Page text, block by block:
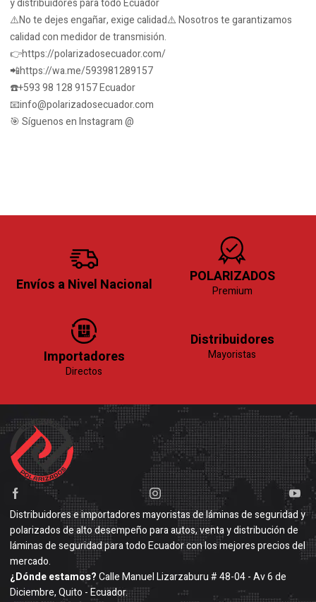
y distribuidores para todo Ecuador
⚠️No te dejes engañar, exige calidad⚠️ Nosotros te garantizamos
calidad con medidor de transmisión.
👉https://polarizadosecuador.com/
📲https://wa.me/593981289157
☎️+593 98 128 9157 Ecuador
📧info@polarizadosecuador.com
🎯 Síguenos en Instagram @
Envíos a Nivel Nacional POLARIZADOS
Premium
Importadores
Directos
Distribuidores
Mayoristas
Distribuidores e importadores mayoristas de láminas de seguridad y
polarizados de alto desempeño para autos, venta y distribución de
láminas de seguridad para todo Ecuador con los mejores precios del
mercado.
¿Dónde estamos?Calle Manuel Lizarzaburu # 48-04 - Av 6 de
Diciembre, Quito - Ecuador.